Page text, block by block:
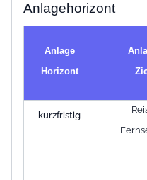
Anlagehorizont
Anlage
Horizont
kurzfristig